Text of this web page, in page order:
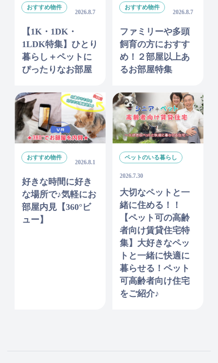
おすすめ物件
2026.8.7
【1K・1DK・
1LDK特集】ひとり
暮らし＋ペットに
ぴったりなお部屋
おすすめ物件
2026.8.7
ファミリーや多頭
飼育の方におすす
め！２部屋以上あ
るお部屋特集
おすすめ物件
2026.8.1
好きな時間に好き
な場所で♪気軽にお
部屋内見【360°ビ
ュー】
ペットのいる暮らし
2026.7.30
大切なペットと一
緒に住める！！
【ペット可の高齢
者向け賃貸住宅特
集】大好きなペッ
トと一緒に快適に
暮らせる！ペット
可高齢者向け住宅
をご紹介♪